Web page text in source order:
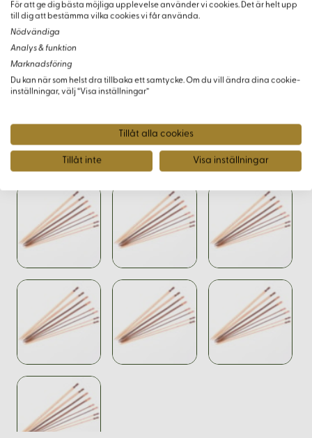
Varianter
För att ge dig bästa möjliga upplevelse använder vi cookies. Det är helt upp
till dig att bestämma vilka cookies vi får använda.
Nödvändiga
Analys & funktion
Marknadsföring
Du kan när som helst dra tillbaka ett samtycke. Om du vill ändra dina cookie-
inställningar, välj “Visa inställningar”
Tillåt alla cookies
Tillåt inte Visa inställningar